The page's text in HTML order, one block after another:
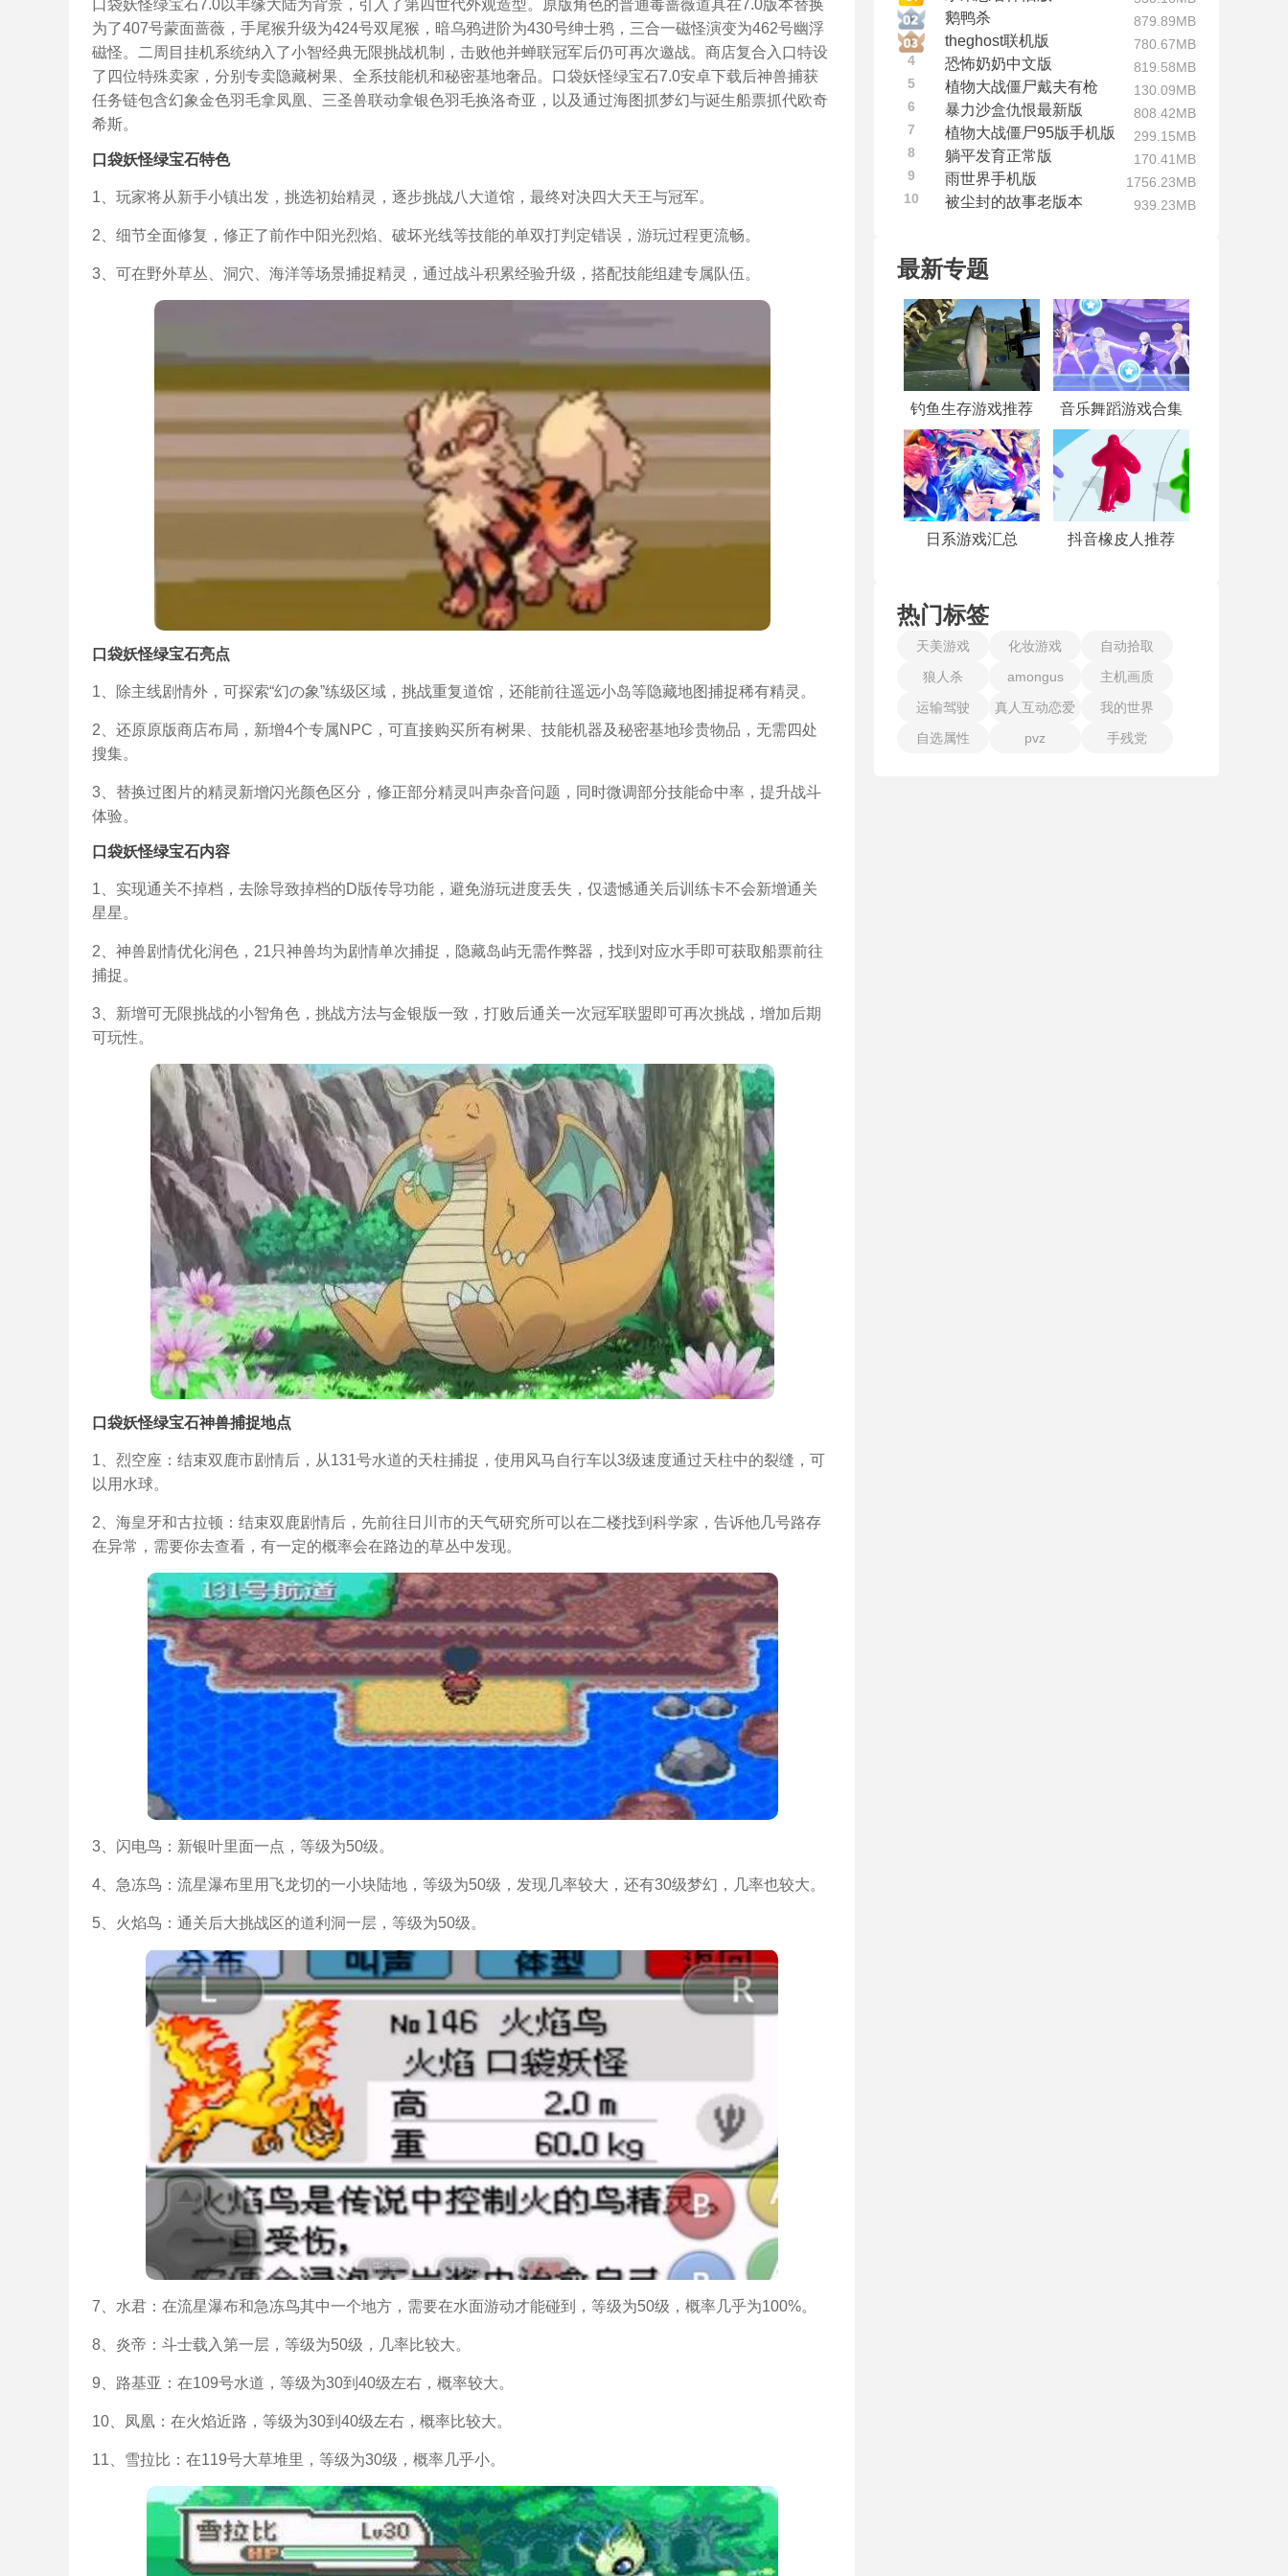
口袋妖怪绿宝石7.0以丰缘大陆为背景，引入了第四世代外观造型。原版角色的普通毒蔷薇道具在7.0版本替换
为了407号蒙面蔷薇，手尾猴升级为424号双尾猴，暗乌鸦进阶为430号绅士鸦，三合一磁怪演变为462号幽浮
磁怪。二周目挂机系统纳入了小智经典无限挑战机制，击败他并蝉联冠军后仍可再次邀战。商店复合入口特设
了四位特殊卖家，分别专卖隐藏树果、全系技能机和秘密基地奢品。口袋妖怪绿宝石7.0安卓下载后神兽捕获
任务链包含幻象金色羽毛拿凤凰、三圣兽联动拿银色羽毛换洛奇亚，以及通过海图抓梦幻与诞生船票抓代欧奇
希斯。
口袋妖怪绿宝石特色
1、玩家将从新手小镇出发，挑选初始精灵，逐步挑战八大道馆，最终对决四大天王与冠军。
2、细节全面修复，修正了前作中阳光烈焰、破坏光线等技能的单双打判定错误，游玩过程更流畅。
3、可在野外草丛、洞穴、海洋等场景捕捉精灵，通过战斗积累经验升级，搭配技能组建专属队伍。
口袋妖怪绿宝石亮点
1、除主线剧情外，可探索“幻の象”练级区域，挑战重复道馆，还能前往遥远小岛等隐藏地图捕捉稀有精灵。
2、还原原版商店布局，新增4个专属NPC，可直接购买所有树果、技能机器及秘密基地珍贵物品，无需四处
搜集。
3、替换过图片的精灵新增闪光颜色区分，修正部分精灵叫声杂音问题，同时微调部分技能命中率，提升战斗
体验。
口袋妖怪绿宝石内容
1、实现通关不掉档，去除导致掉档的D版传导功能，避免游玩进度丢失，仅遗憾通关后训练卡不会新增通关
星星。
2、神兽剧情优化润色，21只神兽均为剧情单次捕捉，隐藏岛屿无需作弊器，找到对应水手即可获取船票前往
捕捉。
3、新增可无限挑战的小智角色，挑战方法与金银版一致，打败后通关一次冠军联盟即可再次挑战，增加后期
可玩性。
口袋妖怪绿宝石神兽捕捉地点
1、烈空座：结束双鹿市剧情后，从131号水道的天柱捕捉，使用风马自行车以3级速度通过天柱中的裂缝，可
以用水球。
2、海皇牙和古拉顿：结束双鹿剧情后，先前往日川市的天气研究所可以在二楼找到科学家，告诉他几号路存
在异常，需要你去查看，有一定的概率会在路边的草丛中发现。
3、闪电鸟：新银叶里面一点，等级为50级。
4、急冻鸟：流星瀑布里用飞龙切的一小块陆地，等级为50级，发现几率较大，还有30级梦幻，几率也较大。
5、火焰鸟：通关后大挑战区的道利洞一层，等级为50级。
7、水君：在流星瀑布和急冻鸟其中一个地方，需要在水面游动才能碰到，等级为50级，概率几乎为100%。
8、炎帝：斗士载入第一层，等级为50级，几率比较大。
9、路基亚：在109号水道，等级为30到40级左右，概率较大。
10、凤凰：在火焰近路，等级为30到40级左右，概率比较大。
11、雪拉比：在119号大草堆里，等级为30级，概率几乎小。
鹅鸭杀 879.89MB
theghost联机版
780.67MB
4
恐怖奶奶中文版
819.58MB
5
植物大战僵尸戴夫有枪
130.09MB
6
暴力沙盒仇恨最新版
808.42MB
7
植物大战僵尸95版手机版
299.15MB
8
躺平发育正常版
170.41MB
9
雨世界手机版
1756.23MB
10
被尘封的故事老版本 939.23MB
最新专题
钓鱼生存游戏推荐 音乐舞蹈游戏合集
日系游戏汇总 抖音橡皮人推荐
热门标签
天美游戏 化妆游戏
自动拾取
狼人杀
amongus
主机画质
运输驾驶
真人互动恋爱
我的世界
自选属性
pvz 手残党